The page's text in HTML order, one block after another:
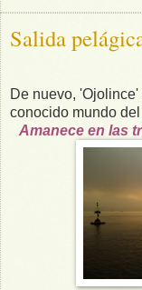
Salida
De nuevo,
conocido mundo del
Amanece en las